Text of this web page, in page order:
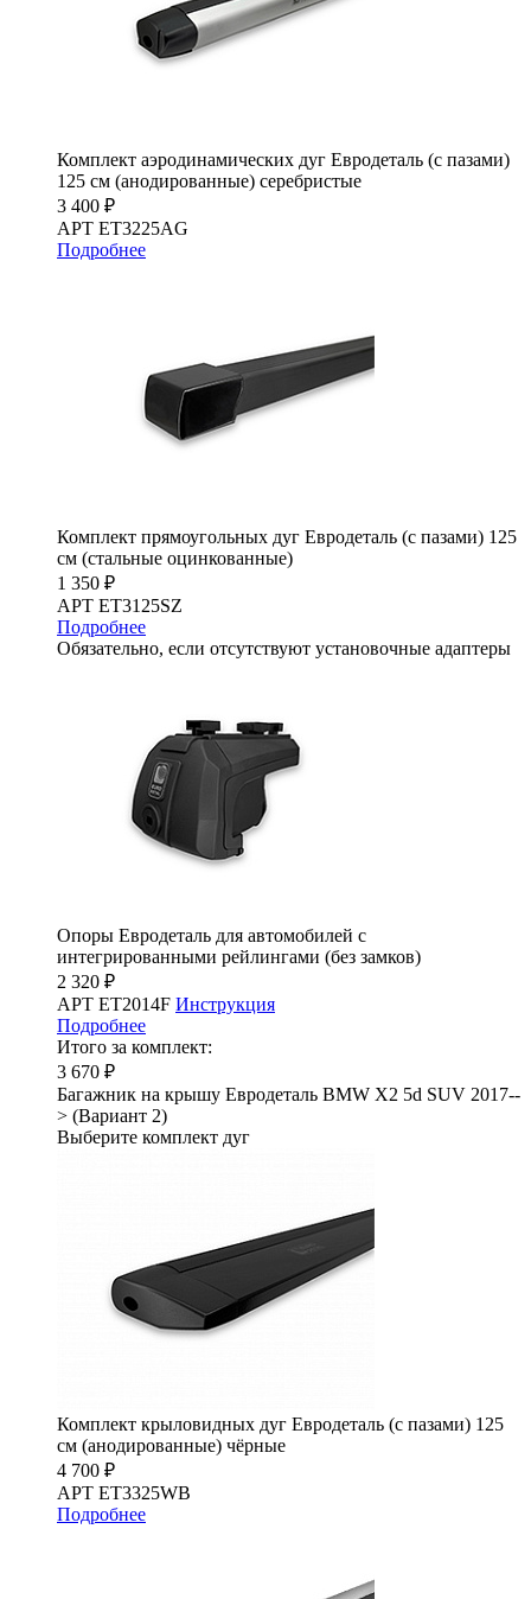
Комплект аэродинамических дуг Евродеталь (с пазами)
125 см (анодированные) серебристые
3 400 ₽
АРТ ET3225AG
Подробнее
Комплект прямоугольных дуг Евродеталь (с пазами) 125
см (стальные оцинкованные)
1 350 ₽
АРТ ET3125SZ
Подробнее
Обязательно, если отсутствуют установочные адаптеры
Опоры Евродеталь для автомобилей с
интегрированными рейлингами (без замков)
2 320 ₽
АРТ ET2014F Инструкция
Подробнее
Итого за комплект:
3 670 ₽
Багажник на крышу Евродеталь BMW X2 5d SUV 2017--
> (Вариант 2)
Выберите комплект дуг
Комплект крыловидных дуг Евродеталь (с пазами) 125
см (анодированные) чёрные
4 700 ₽
АРТ ET3325WB
Подробнее